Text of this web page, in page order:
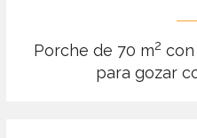
Porche de 70 m2
para gozar